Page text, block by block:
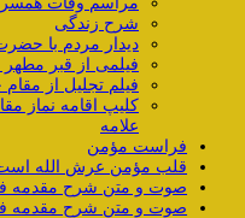
شرح زندگی
دیدار مردم با
فیلمی از قبر
فیلم تجلیل از
کلیپ اقامه نماز
علامه
فراست مؤمن
قلب مؤمن عرش الله
صوت و متن شرح مقدمه
صوت و متن شرح مقدمه